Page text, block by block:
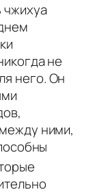
чжихуа
не
него. Он
ними,